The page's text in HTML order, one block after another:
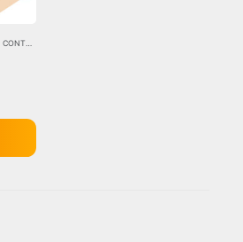
CONTROL DE DERRAMES